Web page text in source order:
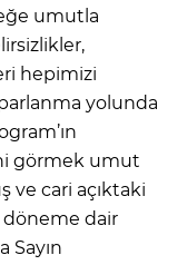
umutla
hepimizi
yolunda
görmek umut
ve cari açıktaki
döneme dair
Sayın